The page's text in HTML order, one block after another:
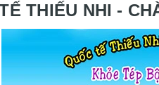
THIẾU NHI -